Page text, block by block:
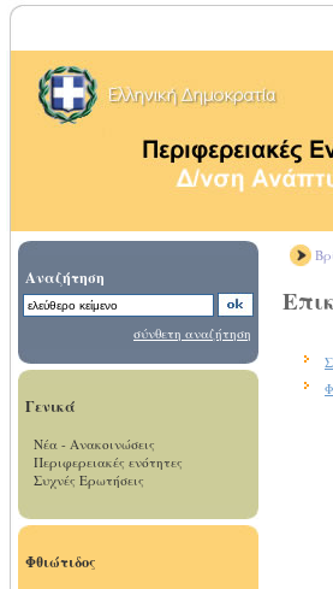
Αναζήτηση
σύνθετη αναζήτηση
Γενικά
Νέα - Ανακοινώσεις
Περιφερειακές ενότητες
Συχνές Ερωτήσεις
Φθιώτιδος